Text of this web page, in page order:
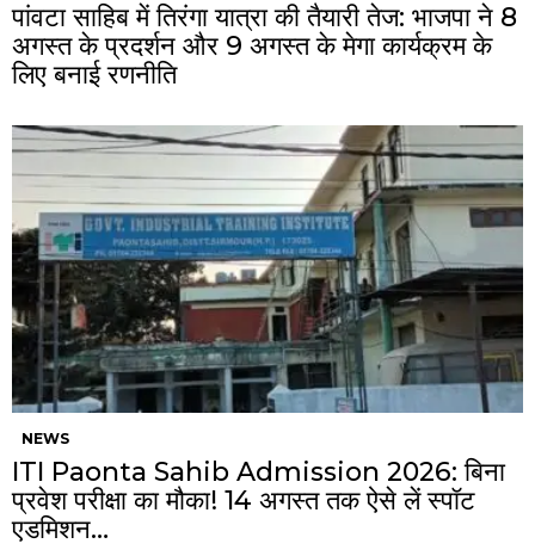
पांवटा साहिब में तिरंगा यात्रा की तैयारी तेज: भाजपा ने 8
अगस्त के प्रदर्शन और 9 अगस्त के मेगा कार्यक्रम के
लिए बनाई रणनीति
NEWS
ITI Paonta Sahib Admission 2026: बिना
प्रवेश परीक्षा का मौका! 14 अगस्त तक ऐसे लें स्पॉट
एडमिशन…